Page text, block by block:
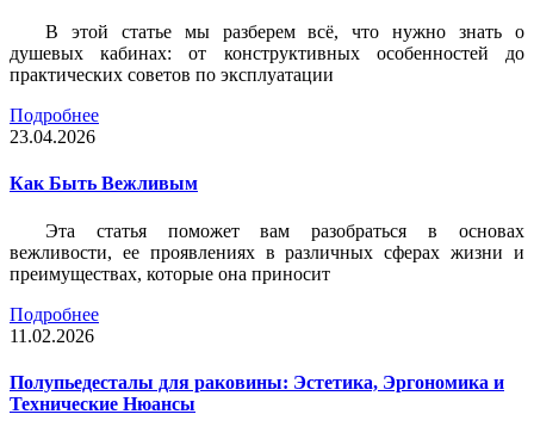
В этой статье мы разберем всё, что нужно знать о
душевых кабинах: от конструктивных особенностей до
практических советов по эксплуатации
Подробнее
23.04.2026
Как Быть Вежливым
Эта статья поможет вам разобраться в основах
вежливости, ее проявлениях в различных сферах жизни и
преимуществах, которые она приносит
Подробнее
11.02.2026
Полупьедесталы для раковины: Эстетика, Эргономика и
Технические Нюансы